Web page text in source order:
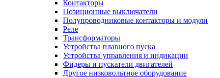
Контакторы
Позиционные выключатели
Полупроводниковые контакторы и модули
Реле
Трансформаторы
Устройства плавного пуска
Устройства управления и индикации
Фидеры и пускатели двигателей
Другое низковольтное оборудование